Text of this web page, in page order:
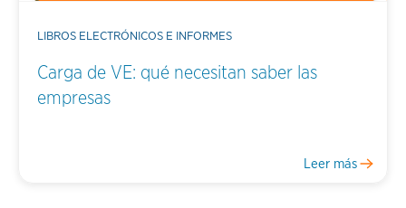
LIBROS ELECTRÓNICOS E INFORMES
Carga de VE: qué necesitan saber las
empresas
Leer más